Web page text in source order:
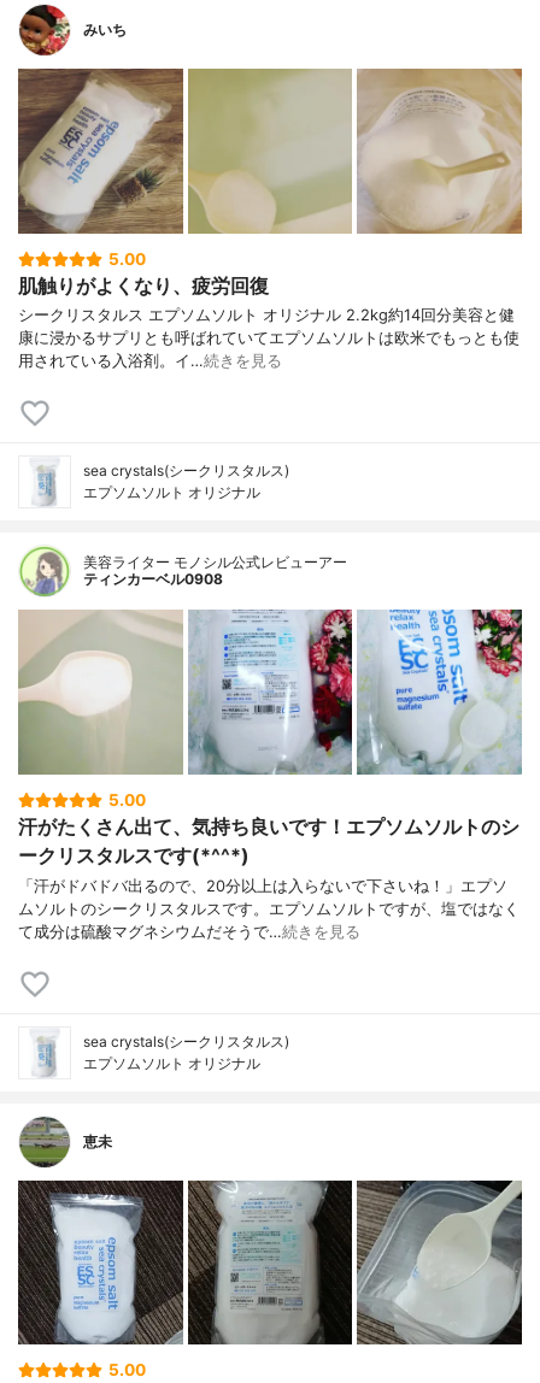
みいち
5.00
肌触りがよくなり、疲労回復
シークリスタルス エプソムソルト オリジナル 2.2kg約14回分美容と健
康に浸かるサプリとも呼ばれていてエプソムソルトは欧米でもっとも使
用されている入浴剤。イ…続きを見る
sea crystals(シークリスタルス)
エプソムソルト オリジナル
美容ライター モノシル公式レビューアー
ティンカーベル0908
5.00
汗がたくさん出て、気持ち良いです！エプソムソルトのシ
ークリスタルスです(*^^*)
「汗がドバドバ出るので、20分以上は入らないで下さいね！」エプソ
ムソルトのシークリスタルスです。エプソムソルトですが、塩ではなく
て成分は硫酸マグネシウムだそうで…続きを見る
sea crystals(シークリスタルス)
エプソムソルト オリジナル
恵未
5.00